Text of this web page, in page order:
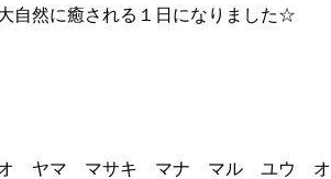
自然に癒される１日になりました☆
オ ヤマ マサキ マナ マル ユウ オ